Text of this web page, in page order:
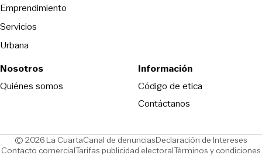
Emprendimiento
Servicios
Urbana
Nosotros
Quiénes somos
Información
Código de eticaOpens in new
Contáctanos
© 2026 La CuartaCanal de denunciasOpens in new window
Declaración de Intereses
Contacto comercialOpens in new window
Tarifas publicidad electoralOpens in new window
Términos y condiciones